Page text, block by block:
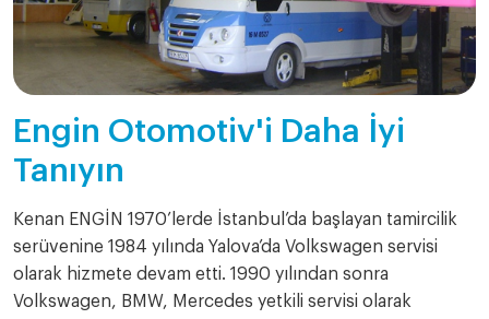
Engin Otomotiv'i Daha İyi
Tanıyın
Kenan ENGİN 1970’lerde İstanbul’da başlayan tamircilik
serüvenine 1984 yılında Yalova’da Volkswagen servisi
olarak hizmete devam etti. 1990 yılından sonra
Volkswagen, BMW, Mercedes yetkili servisi olarak